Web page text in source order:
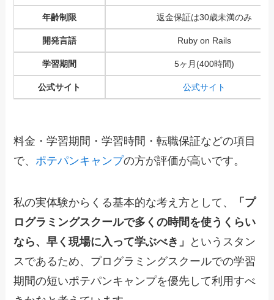
年齢制限 返金保証は30歳未満のみ
開発言語 Ruby on Rails
学習期間 5ヶ月(400時間)
公式サイト 公式サイト
料金・学習期間・学習時間・転職保証などの項目
で、ポテパンキャンプの方が評価が高いです。
私の実体験からくる基本的な考え方として、
「プ
ログラミングスクールで多くの時間を使うくらい
なら、早く現場に入って学ぶべき」
というスタン
スであるため、プログラミングスクールでの学習
期間の短いポテパンキャンプを優先して利用すべ